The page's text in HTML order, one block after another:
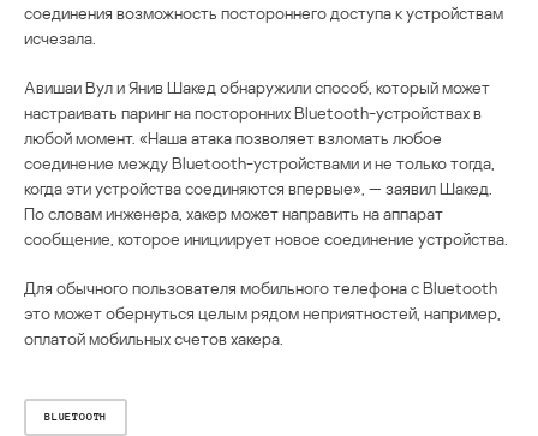
соединения возможность постороннего доступа к устройствам
исчезала.
Авишаи Вул и Янив Шакед обнаружили способ, который может
настраивать паринг на посторонних Bluetooth-устройствах в
любой момент. «Наша атака позволяет взломать любое
соединение между Bluetooth-устройствами и не только тогда,
когда эти устройства соединяются впервые», — заявил Шакед.
По словам инженера, хакер может направить на аппарат
сообщение, которое инициирует новое соединение устройства.
Для обычного пользователя мобильного телефона с Bluetooth
это может обернуться целым рядом неприятностей, например,
оплатой мобильных счетов хакера.
BLUETOOTH